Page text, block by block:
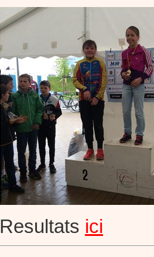
Resultats ici